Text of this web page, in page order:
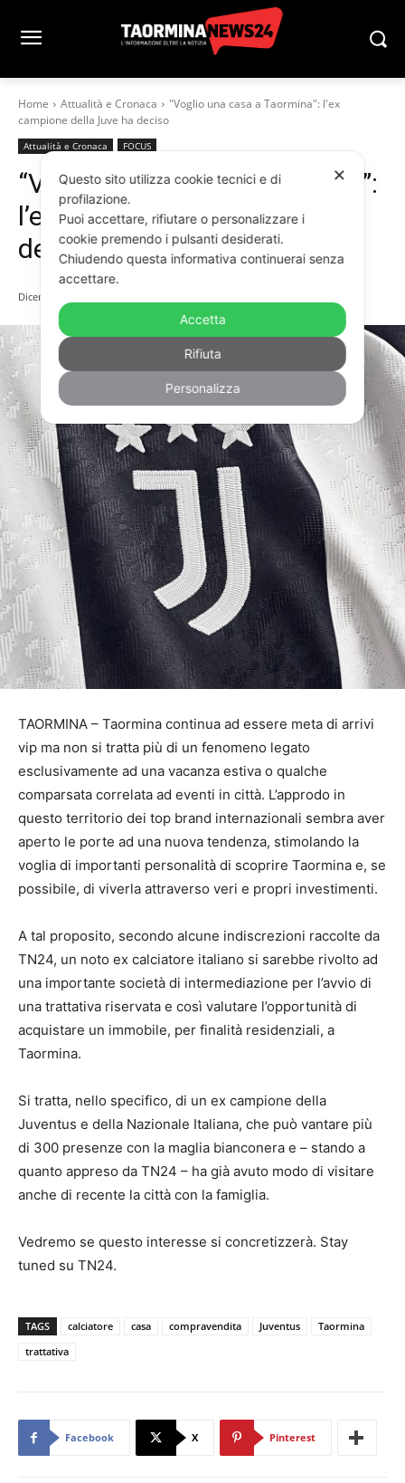
Home Attualità e Cronaca
"Voglio una casa a Taormina": l'ex
campione della Juve ha deciso
Attualità e Cronaca FOCUS
“Voglio una casa a Taormina”:
l’ex campione della Juve ha
deciso
Dicembre 28, 2024
TAORMINA – Taormina continua ad essere meta di arrivi
vip ma non si tratta più di un fenomeno legato
esclusivamente ad una vacanza estiva o qualche
comparsata correlata ad eventi in città. L’approdo in
questo territorio dei top brand internazionali sembra aver
aperto le porte ad una nuova tendenza, stimolando la
voglia di importanti personalità di scoprire Taormina e, se
possibile, di viverla attraverso veri e propri investimenti.
A tal proposito, secondo alcune indiscrezioni raccolte da
TN24, un noto ex calciatore italiano si sarebbe rivolto ad
una importante società di intermediazione per l’avvio di
una trattativa riservata e così valutare l’opportunità di
acquistare un immobile, per finalità residenziali, a
Taormina.
Si tratta, nello specifico, di un ex campione della
Juventus e della Nazionale Italiana, che può vantare più
di 300 presenze con la maglia bianconera e – stando a
quanto appreso da TN24 – ha già avuto modo di visitare
anche di recente la città con la famiglia.
Vedremo se questo interesse si concretizzerà. Stay
tuned su TN24.
TAGS calciatore casa compravendita Juventus
Taormina
trattativa
Facebook X Pinterest
✕
Questo sito utilizza cookie tecnici e di
profilazione.
Puoi accettare, rifiutare o personalizzare i
cookie premendo i pulsanti desiderati.
Chiudendo questa informativa continuerai senza
accettare.
Accetta
Rifiuta
Personalizza